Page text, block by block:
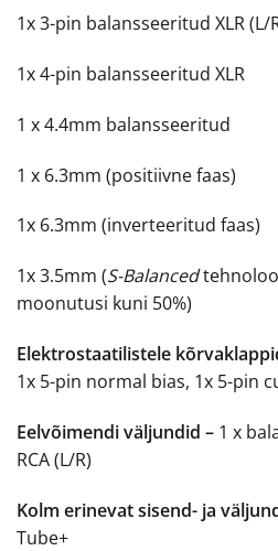
1x 3-pin balansseeritud XLR (L/
1x 4-pin balansseeritud XLR
1 x 4.4mm balansseeritud
1 x 6.3mm (positiivne faas)
1x 6.3mm (inverteeritud faas)
1x 3.5mm (S-Balanced
moonutusi kuni 50%)
Elektrostaatilistele
1x 5-pin normal bias, 1x 5-pin
Eelvõimendi väljundid – 1 x
RCA (L/R)
Kolm erinevat sisend- ja
Tube+